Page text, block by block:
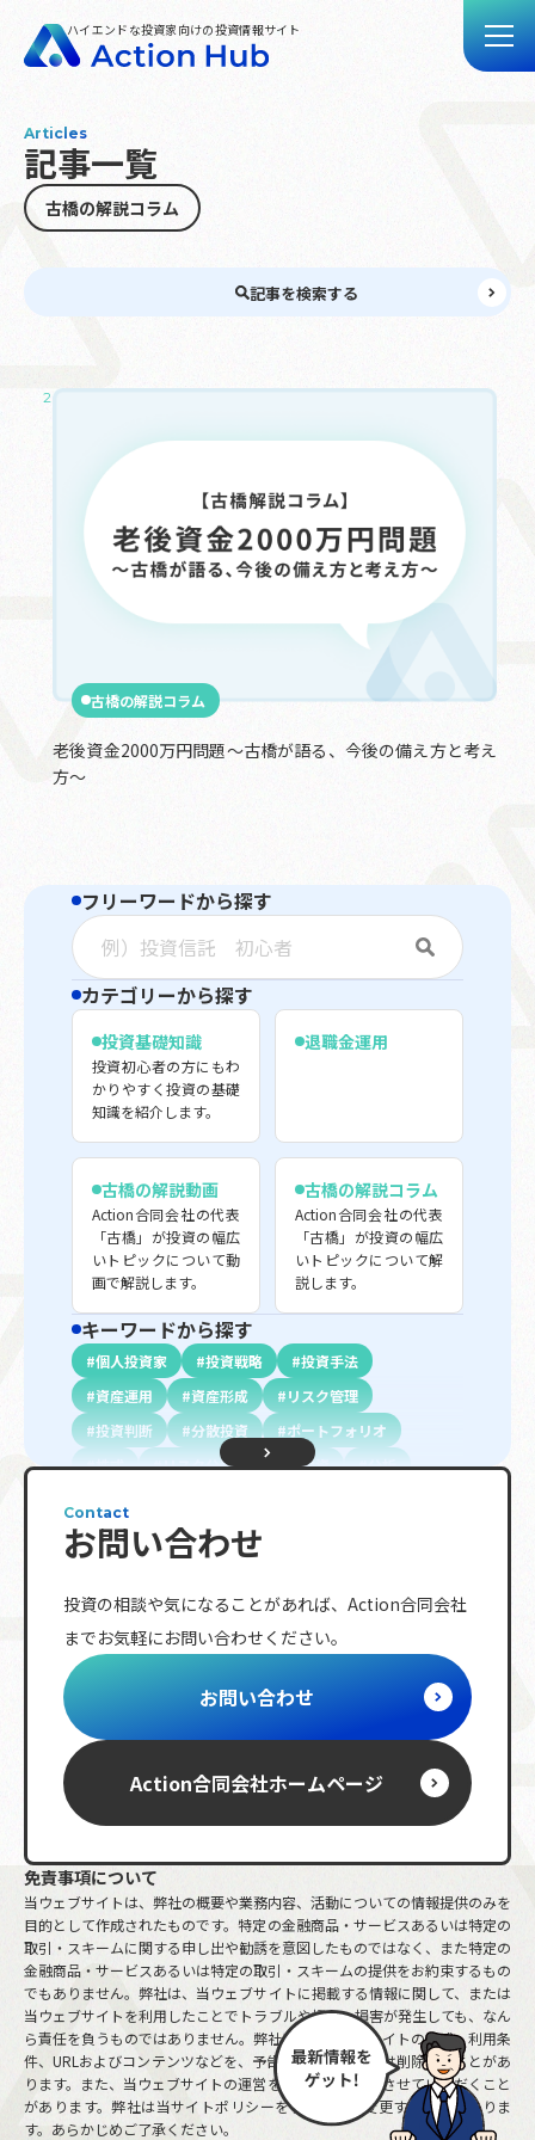
ハイエンドな投資家向けの投資情報サイト
お問い合わせ
Articles
記事一覧
古橋の解説コラム
記事を検索する
2024.11.08
古橋の解説コラム
老後資金2000万円問題〜古橋が語る、今後の備え方と考え
方〜
フリーワードから探す
カテゴリーから探す
投資基礎知識
投資初心者の方にもわ
かりやすく投資の基礎
知識を紹介します。
退職金運用
古橋の解説動画
Action合同会社の代表
「古橋」が投資の幅広
いトピックについて動
画で解説します。
古橋の解説コラム
Action合同会社の代表
「古橋」が投資の幅広
いトピックについて解
説します。
キーワードから探す
個人投資家 投資戦略
投資手法
資産運用
資産形成
リスク管理
投資判断
分散投資
ポートフォリオ
株式
リスク分散 長期投資
分析
配当金
投資指標
複利効果
トレンド 相続
ETF
レバレッジ
ボラティリティ
株主優待
日経平均株価
iDeCo
動画 先物取引
S&P
金融政策
保険商品 市場指数
金
Contact
お問い合わせ
投資の相談や気になることがあれば、 Action合同会社
までお気軽にお問い合わせください。
お問い合わせ
Action合同会社ホームページ
免責事項について
当ウェブサイトは、弊社の概要や業務内容、活動についての情報提供のみを
目的として作成されたものです。特定の金融商品・サービスあるいは特定の
取引・スキームに関する申し出や勧誘を意図したものではなく、また特定の
金融商品・サービスあるいは特定の取引・スキームの提供をお約束するもの
でもありません。弊社は、当ウェブサイトに掲載する情報に関して、または
当ウェブサイトを利用したことでトラブルや損失、損害が発生しても、なん
ら責任を負うものではありません。弊社は、当ウェブサイトの構成、利用条
件、URLおよびコンテンツなどを、予告なしに変更または削除することがあ
ります。また、当ウェブサイトの運営を中断または中止させていただくこと
があります。弊社は当サイトポリシーを予告なしに変更することがありま
す。あらかじめご了承ください。